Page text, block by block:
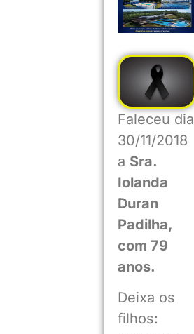
Faleceu dia
30/11/2018
a Sra.
Iolanda
Duran
Padilha,
com 79
anos.
Deixa os
filhos: